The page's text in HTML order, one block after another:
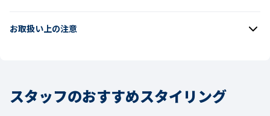
お取扱い上の注意
スタッフのおすすめスタイリング